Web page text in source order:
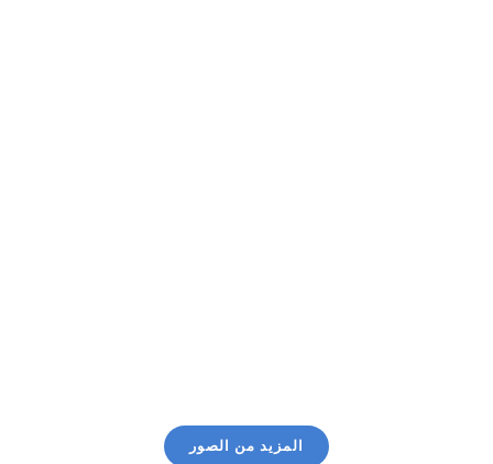
المزيد من الصور